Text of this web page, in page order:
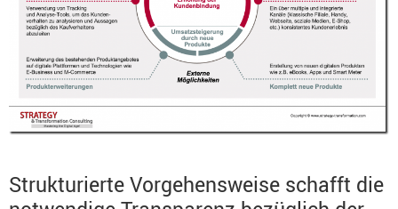
Strukturierte Vorgehensweise schafft die